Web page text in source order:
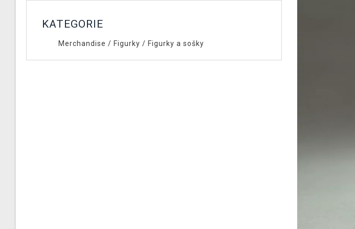
KATEGORIE
Merchandise / Figurky / Figurky a sošky